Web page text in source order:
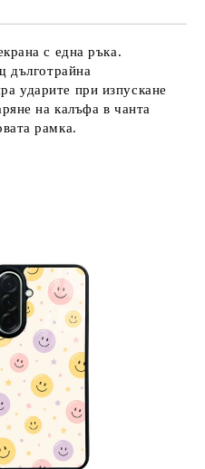
с една ръка.
дълготрайна
ударите при изпускане
на калъфа в чанта
рамка.